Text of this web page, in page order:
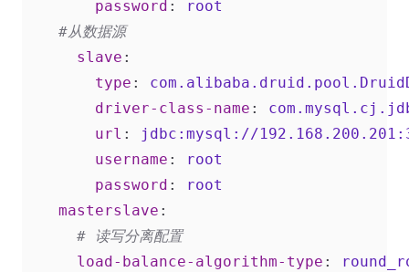
password :
root
#从数据源
slave :
type :
driver-class-name :
url :
jdbc:mysql://
username :
root
password :
root
masterslave :
# 读写分离配置
load-balance-algorithm-type :